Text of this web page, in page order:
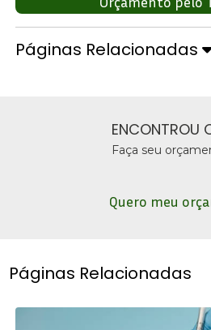
Páginas Relacionadas
ENCONTROU
Faça seu
Quero meu
Páginas Relacionadas